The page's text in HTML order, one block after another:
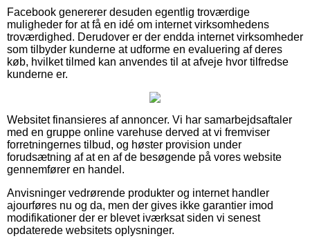
Facebook genererer desuden egentlig troværdige
muligheder for at få en idé om internet virksomhedens
troværdighed. Derudover er der endda internet virksomheder
som tilbyder kunderne at udforme en evaluering af deres
køb, hvilket tilmed kan anvendes til at afveje hvor tilfredse
kunderne er.
Websitet finansieres af annoncer. Vi har samarbejdsaftaler
med en gruppe online varehuse derved at vi fremviser
forretningernes tilbud, og høster provision under
forudsætning af at en af de besøgende på vores website
gennemfører en handel.
Anvisninger vedrørende produkter og internet handler
ajourføres nu og da, men der gives ikke garantier imod
modifikationer der er blevet iværksat siden vi senest
opdaterede websitets oplysninger.